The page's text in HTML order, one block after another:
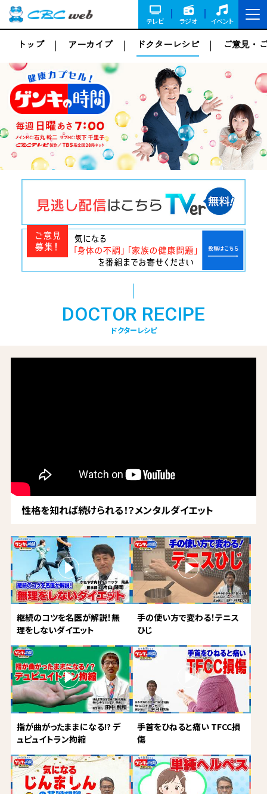
テレビ ラジオ イベント
トップ アーカイブ ドクターレシピ ご意見・
DOCTOR RECIPE
ドクターレシピ
性格を知れば続けられる！？メンタルダイエット
継続のコツを名医が解説！無
理をしないダイエット
手の使い方で変わる！テニス
ひじ
指が曲がったままになる!? デ
ュピュイトラン拘縮
手首をひねると痛い TFCC損
傷